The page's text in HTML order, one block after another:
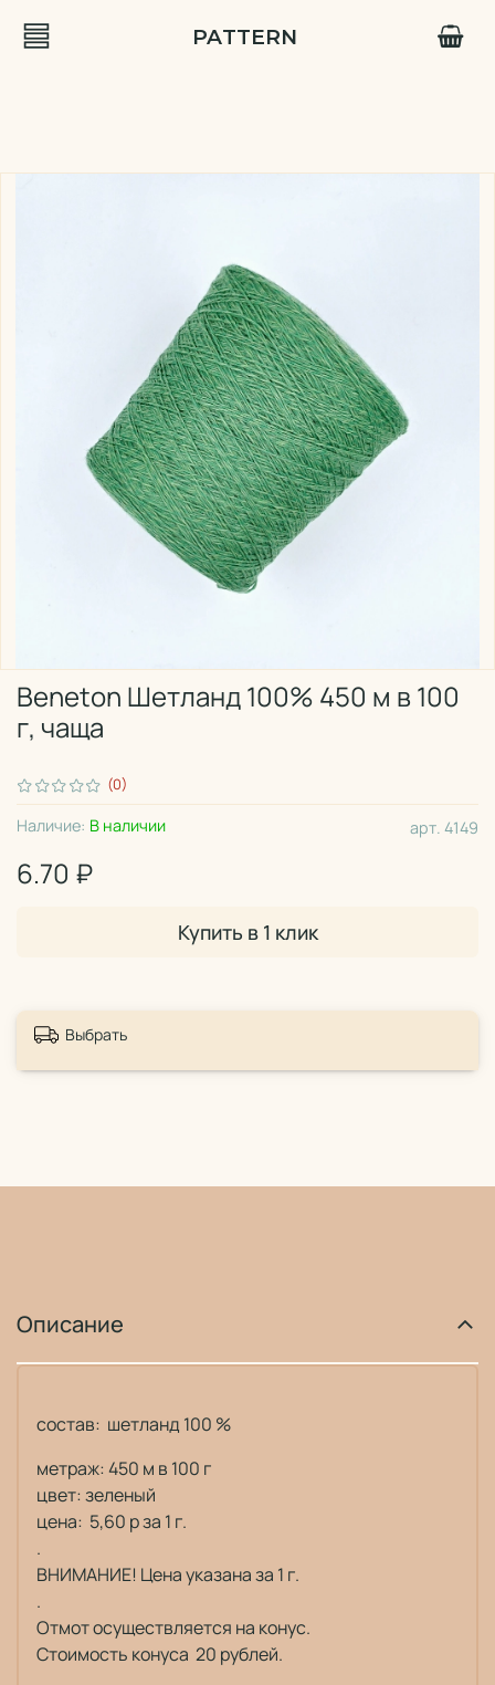
PATTERN
(0)
арт. 4149
Наличие: В наличии
Beneton Шетланд 100% 450 м в 100
г, чаща
6.70 ₽
Купить в 1 клик
Выбрать
Описание
состав: шетланд 100 %
метраж: 450 м в 100 г
цвет: зеленый
цена: 5,60 р за 1 г.
.
ВНИМАНИЕ! Цена указана за 1 г.
.
Отмот осуществляется на конус.
Стоимость конуса 20 рублей.